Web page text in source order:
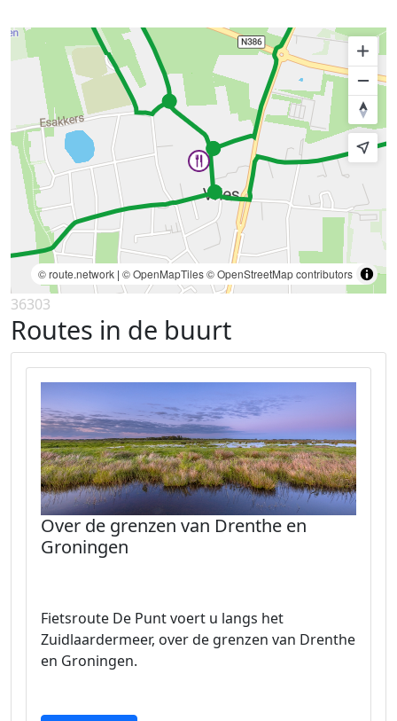
© route.network | © OpenMapTiles© OpenStreetMap contributors
36303
Routes in de buurt
Over de grenzen van Drenthe en
Groningen
Fietsroute De Punt voert u langs het
Zuidlaardermeer, over de grenzen van Drenthe
en Groningen.